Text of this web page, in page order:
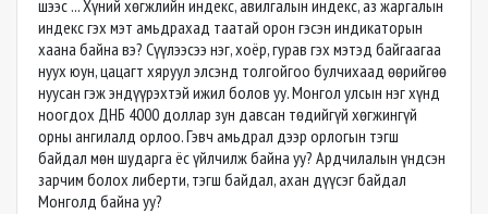
шээс ... Хүний хөгжлийн индекс, авилгалын индекс, аз жаргалын
индекс гэх мэт амьдрахад таатай орон гэсэн индикаторын
хаана байна вэ? Сүүлээсээ нэг, хоёр, гурав гэх мэтэд байгаагаа
нуух юун, цацагт хяруул элсэнд толгойгоо булчихаад өөрийгөө
нуусан гэж эндүүрэхтэй ижил болов уу. Монгол улсын нэг хүнд
ноогдох ДНБ 4000 доллар зун давсан төдийгүй хөгжингүй
орны ангилалд орлоо. Гэвч амьдрал дээр орлогын тэгш
байдал мөн шударга ёс үйлчилж байна уу? Ардчилалын үндсэн
зарчим болох либерти, тэгш байдал, ахан дүүсэг байдал
Монголд байна уу?